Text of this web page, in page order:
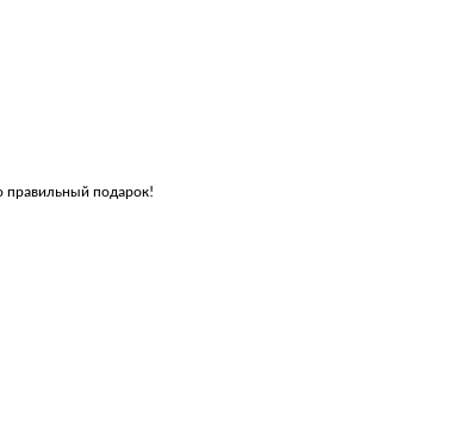
правильный подарок!